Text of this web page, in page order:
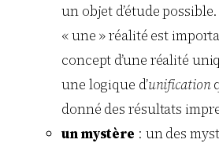
un objet d’étude
« une » réalité est
concept d’une réalité
une logique d’unification
donné des résultats
un mystère : un des